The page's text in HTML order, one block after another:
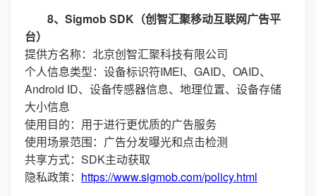
8、Sigmob SDK（创智汇聚移动互联网广告平
台）
提供方名称：北京创智汇聚科技有限公司
个人信息类型：设备标识符IMEI、GAID、OAID、
Android ID、设备传感器信息、地理位置、设备存储
大小信息
使用目的：用于进行更优质的广告服务
使用场景范围：广告分发曝光和点击检测
共享方式：SDK主动获取
隐私政策： https://www.sigmob.com/policy.html